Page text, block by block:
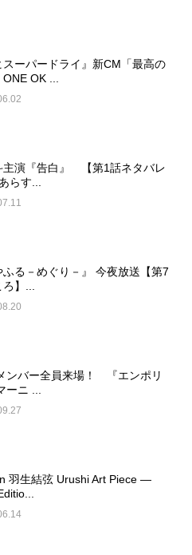
スーパードライ』新CM「最高の
OK ...
主演『告白』 【第1話ネタバレ
らす...
ふる－めぐり－』 今夜放送【第7
】...
ンバー全員来場！ 『エンポリ
ーニ ...
羽生結弦 Urushi Art Piece ―